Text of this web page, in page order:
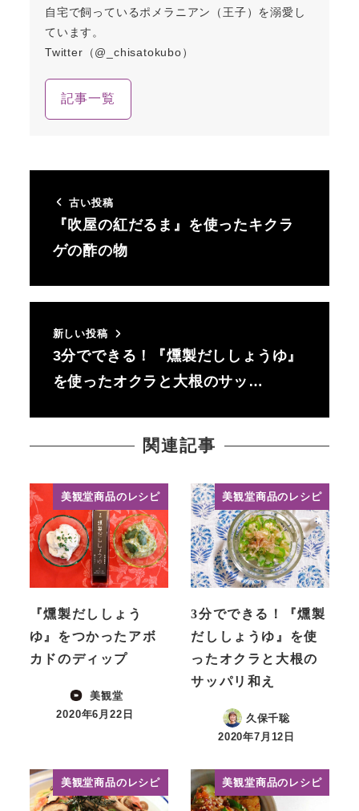
自宅で飼っているポメラニアン（王子）を溺愛し
ています。
Twitter（@_chisatokubo）
記事一覧
古い投稿
『吹屋の紅だるま』を使ったキクラ
ゲの酢の物
新しい投稿
3分でできる！『燻製だししょうゆ』
を使ったオクラと大根のサッ…
関連記事
美観堂商品のレシピ
『燻製だししょう
ゆ』をつかったアボ
カドのディップ
美観堂
投稿日
2020年6月22日
美観堂商品のレシピ
3分でできる！『燻製
だししょうゆ』を使
ったオクラと大根の
サッパリ和え
久保千聡
投稿日
2020年7月12日
美観堂商品のレシピ 美観堂商品のレシピ